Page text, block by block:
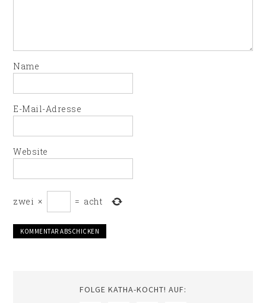
Name
E-Mail-Adresse
Website
zwei × = acht
FOLGE KATHA-KOCHT! AUF: